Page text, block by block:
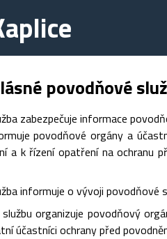
povodňové
zabezpečuje informace
povodňové orgány a
a k řízení opatření na ochranu
informuje o vývoji povodňové
organizuje povodňový
účastníci ochrany před